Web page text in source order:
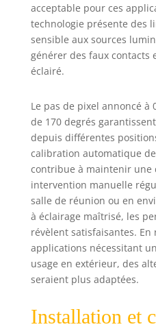
acceptable pour ces
technologie présente des
sensible aux sources
générer des faux contacts
éclairé.
Le pas de pixel annoncé à
de 170 degrés
depuis différentes
calibration automatique
contribue à maintenir une
intervention manuelle
salle de réunion ou en
à éclairage maîtrisé, les
révèlent satisfaisantes. En
applications nécessitant
usage en extérieur, des
seraient plus adaptées.
Installation et